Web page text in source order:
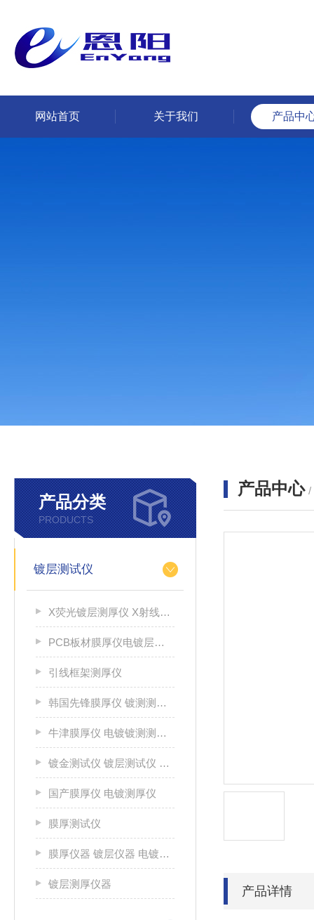
网站首页 关于我们 产品中
产品分类
PRODUCTS
镀层测试仪
X荧光镀层测厚仪 X射线荧光测厚仪 涂层测厚仪 射线镀层生产厂家
PCB板材膜厚仪电镀层测厚仪
引线框架测厚仪
韩国先锋膜厚仪 镀测测试仪
牛津膜厚仪 电镀镀测测试仪
镀金测试仪 镀层测试仪 光谱分析仪
国产膜厚仪 电镀测厚仪
膜厚测试仪
膜厚仪器 镀层仪器 电镀镀层测厚仪
镀层测厚仪器
产品中心 /
产品详情